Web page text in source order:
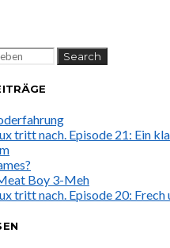
Search
tritt nach. Episode 21: Ein
Boy 3-Meh
tritt nach. Episode 20: Frech